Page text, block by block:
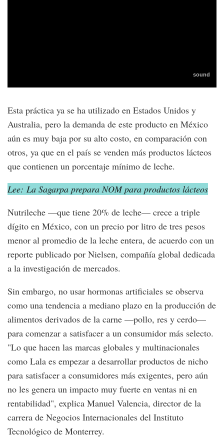
Esta práctica ya se ha utilizado en Estados Unidos y
Australia, pero la demanda de este producto en México
aún es muy baja por su alto costo, en comparación con
otros, ya que en el país se venden más productos lácteos
que contienen un porcentaje mínimo de leche.
Lee: La Sagarpa prepara NOM para productos lácteos
Nutrileche —que tiene 20% de leche— crece a triple
dígito en México, con un precio por litro de tres pesos
menor al promedio de la leche entera, de acuerdo con un
reporte publicado por Nielsen, compañía global dedicada
a la investigación de mercados.
Sin embargo, no usar hormonas artificiales se observa
como una tendencia a mediano plazo en la producción de
alimentos derivados de la carne —pollo, res y cerdo—
para comenzar a satisfacer a un consumidor más selecto.
"Lo que hacen las marcas globales y multinacionales
como Lala es empezar a desarrollar productos de nicho
para satisfacer a consumidores más exigentes, pero aún
no les genera un impacto muy fuerte en ventas ni en
rentabilidad", explica Manuel Valencia, director de la
carrera de Negocios Internacionales del Instituto
Tecnológico de Monterrey.